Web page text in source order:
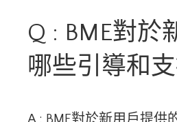
Q : BME對於
哪些引導和